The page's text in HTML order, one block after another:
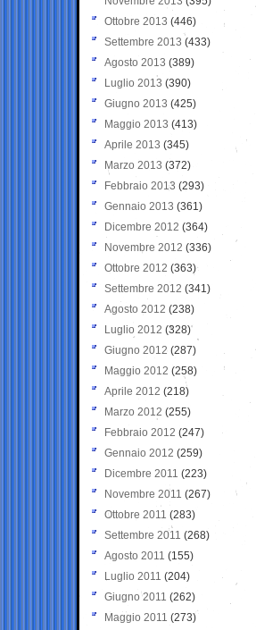
Ottobre 2013 (446)
Settembre 2013 (433)
Agosto 2013 (389)
Luglio 2013 (390)
Giugno 2013 (425)
Maggio 2013 (413)
Aprile 2013 (345)
Marzo 2013 (372)
Febbraio 2013 (293)
Gennaio 2013 (361)
Dicembre 2012 (364)
Novembre 2012 (336)
Ottobre 2012 (363)
Settembre 2012 (341)
Agosto 2012 (238)
Luglio 2012 (328)
Giugno 2012 (287)
Maggio 2012 (258)
Aprile 2012 (218)
Marzo 2012 (255)
Febbraio 2012 (247)
Gennaio 2012 (259)
Dicembre 2011 (223)
Novembre 2011 (267)
Ottobre 2011 (283)
Settembre 2011 (268)
Agosto 2011 (155)
Luglio 2011 (204)
Giugno 2011 (262)
Maggio 2011 (273)